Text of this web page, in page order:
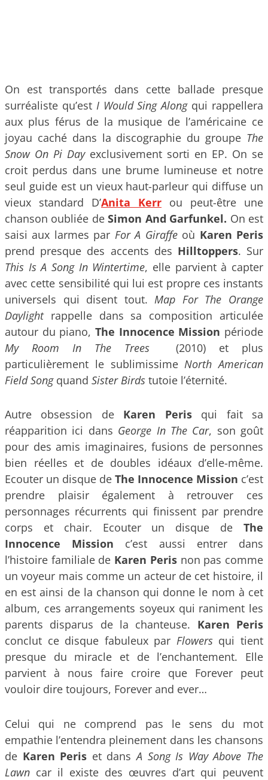
On est transportés dans cette ballade presque
surréaliste qu’est I Would Sing Alongqui rappellera
aux plus férus de la musique de l’américaine ce
joyau caché dans la discographie du groupe The
Snow On Pi Dayexclusivement sorti en EP. On se
croit perdus dans une brume lumineuse et notre
seul guide est un vieux haut-parleur qui diffuse un
vieux standard D’Anita Kerr ou peut-être une
chanson oubliée deSimon And Garfunkel. On est
saisi aux larmes par For A Giraffeoù Karen Peris
prend presque des accents des Hilltoppers. Sur
This Is A Song In Wintertime, elle parvient à capter
avec cette sensibilité qui lui est propre ces instants
universels qui disent tout. Map For The Orange
Daylightrappelle dans sa composition articulée
autour du piano, The Innocence Mission période
My Room In The Trees (2010) et plus
particulièrement le sublimissime North American
Field Songquand Sister Birds tutoie l’éternité.
Autre obsession de Karen Perisqui fait sa
réapparition ici dans George In The Car, son goût
pour des amis imaginaires, fusions de personnes
bien réelles et de doubles idéaux d’elle-même.
Ecouter un disque de The Innocence Mission c’est
prendre plaisir également à retrouver ces
personnages récurrents qui finissent par prendre
corps et chair. Ecouter un disque de The
Innocence Mission c’est aussi entrer dans
l’histoire familiale de Karen Perisnon pas comme
un voyeur mais comme un acteur de cet histoire, il
en est ainsi de la chanson qui donne le nom à cet
album, ces arrangements soyeux qui raniment les
parents disparus de la chanteuse. Karen Peris
conclut ce disque fabuleux par Flowersqui tient
presque du miracle et de l’enchantement. Elle
parvient à nous faire croire que Forever peut
vouloir dire toujours, Forever and ever…
Celui qui ne comprend pas le sens du mot
empathie l’entendra pleinement dans les chansons
de Karen Peris et dansA Song Is Way Above The
Lawn car il existe des œuvres d’art qui peuvent